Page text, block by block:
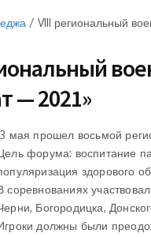
/ VIII региональный
— 2021»
мая прошел восьмой
форума: воспитание
здорового
соревнованиях
Богородицка,
должны были